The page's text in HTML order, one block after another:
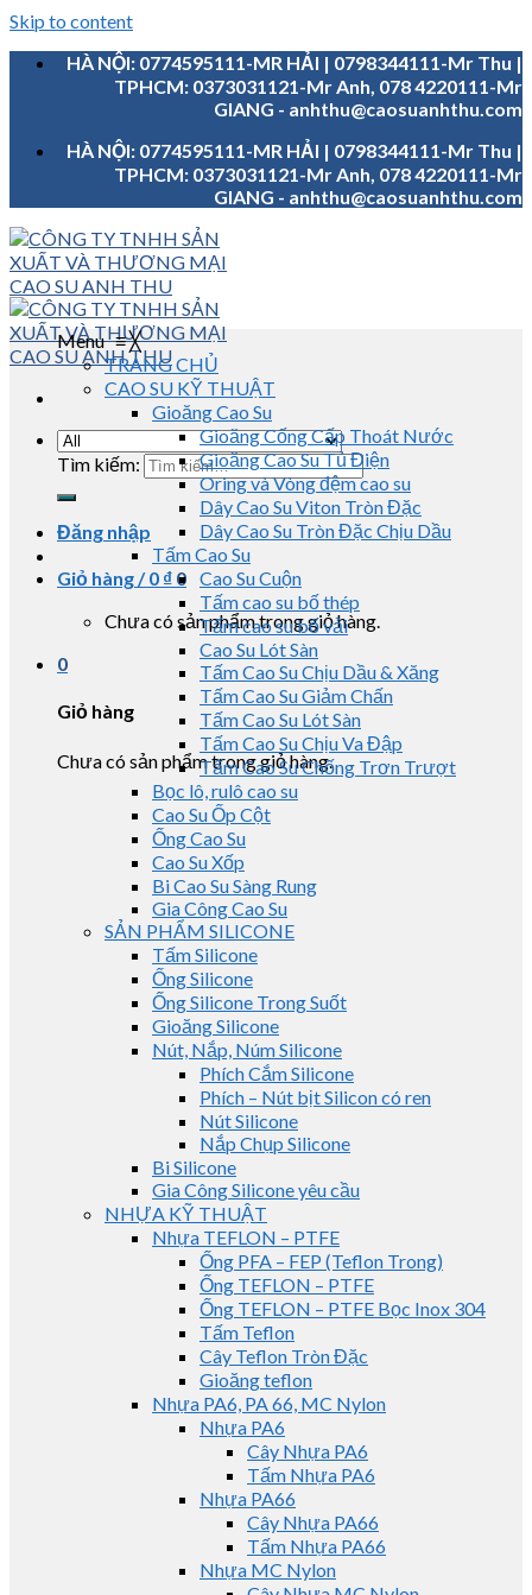
Skip to content
HÀ NỘI: 0774595111-MR HẢI | 0798344111-Mr Thu |
TPHCM: 0373031121-Mr Anh, 078 4220111-Mr
GIANG - anhthu@caosuanhthu.com
HÀ NỘI: 0774595111-MR HẢI | 0798344111-Mr Thu |
TPHCM: 0373031121-Mr Anh, 078 4220111-Mr
GIANG - anhthu@caosuanhthu.com
Tìm kiếm:
Đăng nhập
Giỏ hàng /0 ₫ 0
Chưa có sản phẩm trong giỏ hàng.
0
Giỏ hàng
Chưa có sản phẩm trong giỏ hàng.
Menu≡╳
TRANG CHỦ
CAO SU KỸ THUẬT
Gioăng Cao Su
Gioăng Cống Cấp Thoát Nước
Gioăng Cao Su Tủ Điện
Oring và Vòng đệm cao su
Dây Cao Su Viton Tròn Đặc
Dây Cao Su Tròn Đặc Chịu Dầu
Tấm Cao Su
Cao Su Cuộn
Tấm cao su bố thép
Tấm cao su bố vải
Cao Su Lót Sàn
Tấm Cao Su Chịu Dầu & Xăng
Tấm Cao Su Giảm Chấn
Tấm Cao Su Lót Sàn
Tấm Cao Su Chịu Va Đập
Tấm Cao Su Chống Trơn Trượt
Bọc lô, rulô cao su
Cao Su Ốp Cột
Ống Cao Su
Cao Su Xốp
Bi Cao Su Sàng Rung
Gia Công Cao Su
SẢN PHẨM SILICONE
Tấm Silicone
Ống Silicone
Ống Silicone Trong Suốt
Gioăng Silicone
Nút, Nắp, Núm Silicone
Phích Cắm Silicone
Phích – Nút bịt Silicon có ren
Nút Silicone
Nắp Chụp Silicone
Bi Silicone
Gia Công Silicone yêu cầu
NHỰA KỸ THUẬT
Nhựa TEFLON – PTFE
Ống PFA – FEP (Teflon Trong)
Ống TEFLON – PTFE
Ống TEFLON – PTFE Bọc Inox 304
Tấm Teflon
Cây Teflon Tròn Đặc
Gioăng teflon
Nhựa PA6, PA 66, MC Nylon
Nhựa PA6
Cây Nhựa PA6
Tấm Nhựa PA6
Nhựa PA66
Cây Nhựa PA66
Tấm Nhựa PA66
Nhựa MC Nylon